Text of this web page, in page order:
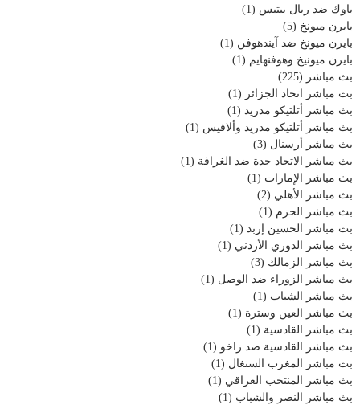
باوك ضد ريال بيتيس (1)
بايرن ميونخ (5)
بايرن ميونخ ضد آيندهوفن (1)
بايرن ميونيخ وهوفنهايم (1)
بث مباشر (225)
بث مباشر اتحاد الجزائر (1)
بث مباشر أتلتيكو مدريد (1)
بث مباشر أتلتيكو مدريد وألافيس (1)
بث مباشر أرسنال (3)
بث مباشر الاتحاد جدة ضد الغرافة (1)
بث مباشر الإمارات (1)
بث مباشر الأهلي (2)
بث مباشر الحزم (1)
بث مباشر الحسين إربد (1)
بث مباشر الدوري الأردني (1)
بث مباشر الزمالك (3)
بث مباشر الزوراء ضد الوصل (1)
بث مباشر الشباب (1)
بث مباشر العين وسترة (1)
بث مباشر القادسية (1)
بث مباشر القادسية ضد زاخو (1)
بث مباشر المغرب السنغال (1)
بث مباشر المنتخب العراقي (1)
بث مباشر النصر والشباب (1)